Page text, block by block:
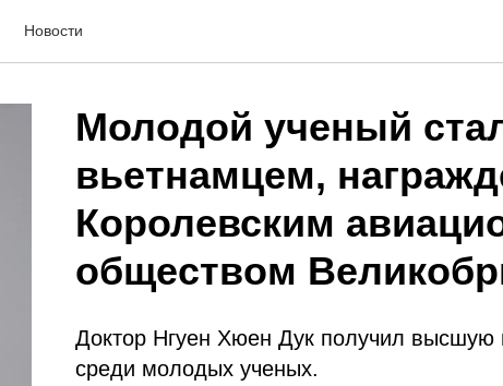
Новости
Молодой ученый
вьетнамцем,
Королевским
обществом
Доктор Нгуен Хюен Дук получил высшую
среди молодых ученых.